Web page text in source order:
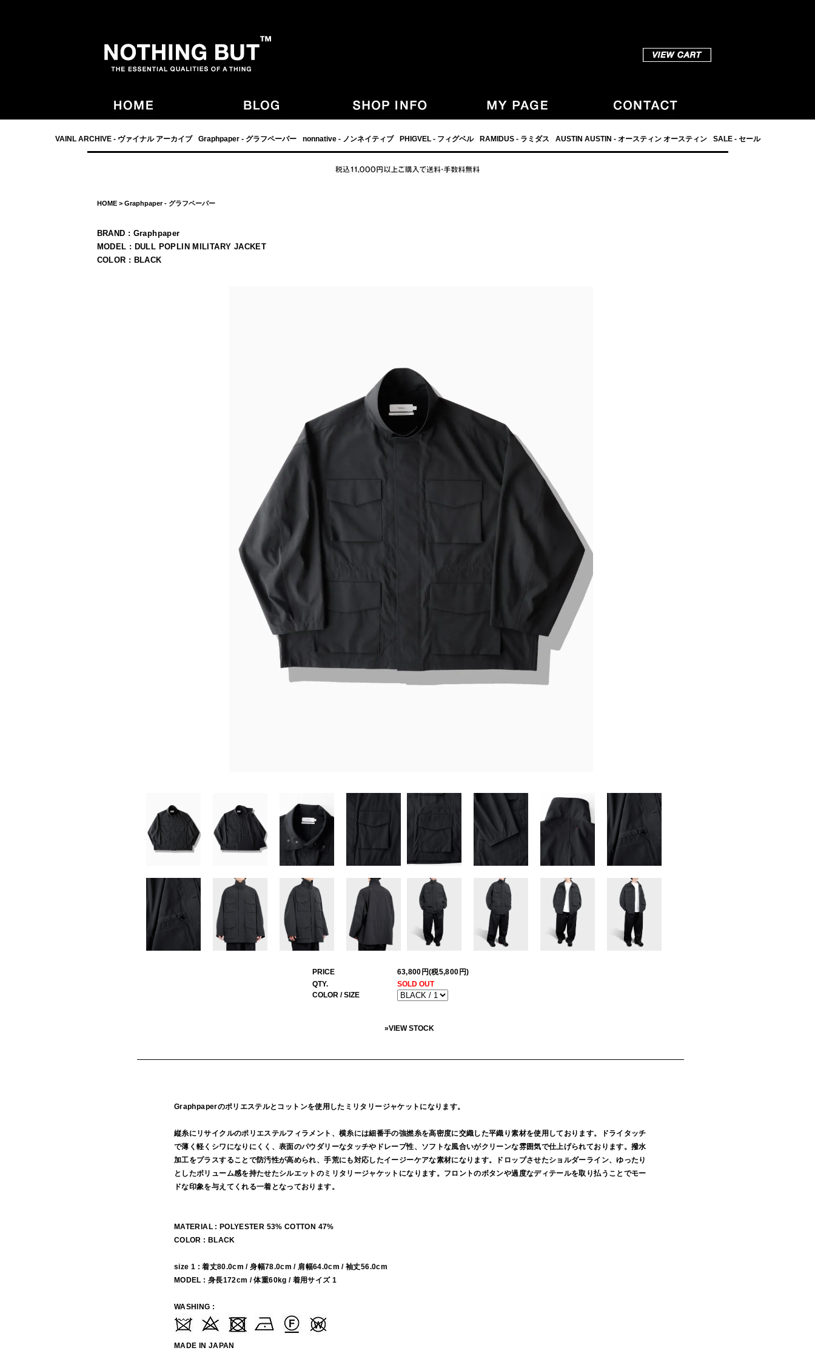
VAINL ARCHIVE - ヴァイナル アーカイブ Graphpaper - グラフペーパー nonnative - ノンネイティブ PHIGVEL - フィグベル RAMIDUS - ラミダス AUSTIN AUSTIN - オースティン オースティン SALE - セール
HOME> Graphpaper - グラフペーパー
BRAND : Graphpaper
MODEL : DULL POPLIN MILITARY JACKET
COLOR : BLACK
PRICE
63,800円(税5,800円)
QTY.
SOLD OUT
COLOR / SIZE
»VIEW STOCK
Graphpaperのポリエステルとコットンを使用したミリタリージャケットになります。
縦糸にリサイクルのポリエステルフィラメント、横糸には細番手の強撚糸を高密度に交織した平織り素材を使用しております。ドライタッチ
で薄く軽くシワになりにくく、表面のパウダリーなタッチやドレープ性、ソフトな風合いがクリーンな雰囲気で仕上げられております。撥水
加工をプラスすることで防汚性が高められ、手荒にも対応したイージーケアな素材になります。ドロップさせたショルダーライン、ゆったり
としたボリューム感を持たせたシルエットのミリタリージャケットになります。フロントのボタンや過度なディテールを取り払うことでモー
ドな印象を与えてくれる一着となっております。
MATERIAL : POLYESTER 53% COTTON 47%
COLOR : BLACK
size 1 : 着丈80.0cm / 身幅78.0cm / 肩幅64.0cm / 袖丈56.0cm
MODEL : 身長172cm / 体重60kg / 着用サイズ 1
WASHING :
MADE IN JAPAN